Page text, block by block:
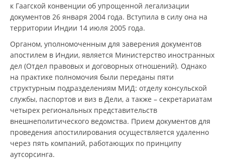
к Гаагской конвенции об упрощенной легализации
документов 26 января 2004 года. Вступила в силу она на
территории Индии 14 июля 2005 года.
Органом, уполномоченным для заверения документов
апостилем в Индии, является Министерство иностранных
дел (Отдел правовых и договорных отношений). Однако
на практике полномочия были переданы пяти
структурным подразделениям МИД: отделу консульской
службы, паспортов и виз в Дели, а также – секретариатам
четырех региональных представительств
внешнеполитического ведомства. Прием документов для
проведения апостилирования осуществляется удаленно
через пять компаний, работающих по принципу
аутсорсинга.